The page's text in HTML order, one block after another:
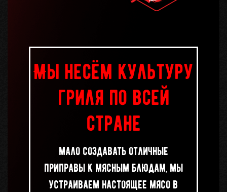
Мы несём культуру
гриля по всей
стране
Мало создавать отличные
приправы к мясным блюдам, мы
устраиваем настоящее мясо в